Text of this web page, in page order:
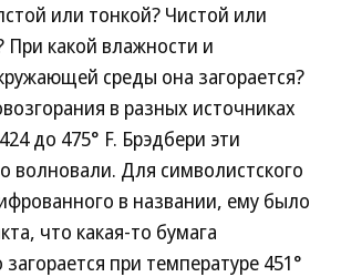
или тонкой? Чистой или
При какой влажности и
среды она загорается?
в разных источниках
до 475° F. Брэдбери эти
волновали. Для символистского
в названии, ему было
что какая-то бумага
при температуре 451°